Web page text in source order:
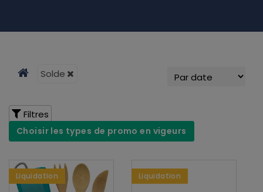
Solde
Filtres
Choisir les types de promo en vigeurs
Liquidation Liquidation